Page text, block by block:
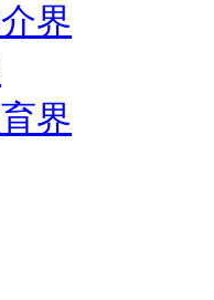
界
界